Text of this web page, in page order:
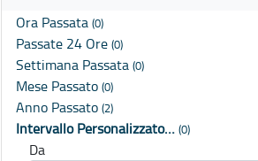
Ora Passata (0)
Passate 24 Ore (0)
Settimana Passata (0)
Mese Passato (0)
Anno Passato (2)
Intervallo Personalizzato… (0)
Da